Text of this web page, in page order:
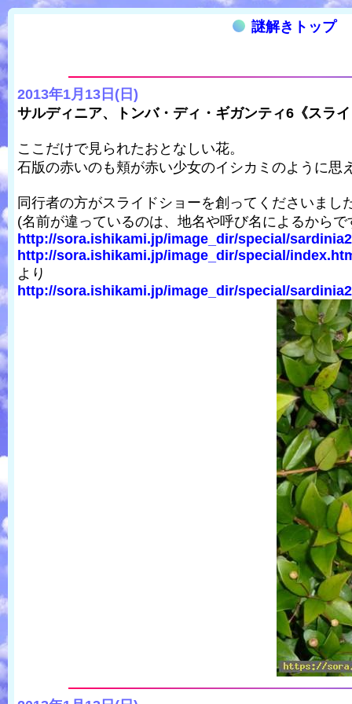
謎解きトップ
2013年1月13日(日)
サルディニア、トンバ・ディ・ギガンティ6《スラ
ここだけで見られたおとなしい花。
石版の赤いのも頬が赤い少女のイシカミのように思
同行者の方がスライドショーを創ってくださいまし
(名前が違っているのは、地名や呼び名によるからで
http://sora.ishikami.jp/image_dir/special/
http://sora.ishikami.jp/image_dir/special/
より
http://sora.ishikami.jp/image_dir/special/